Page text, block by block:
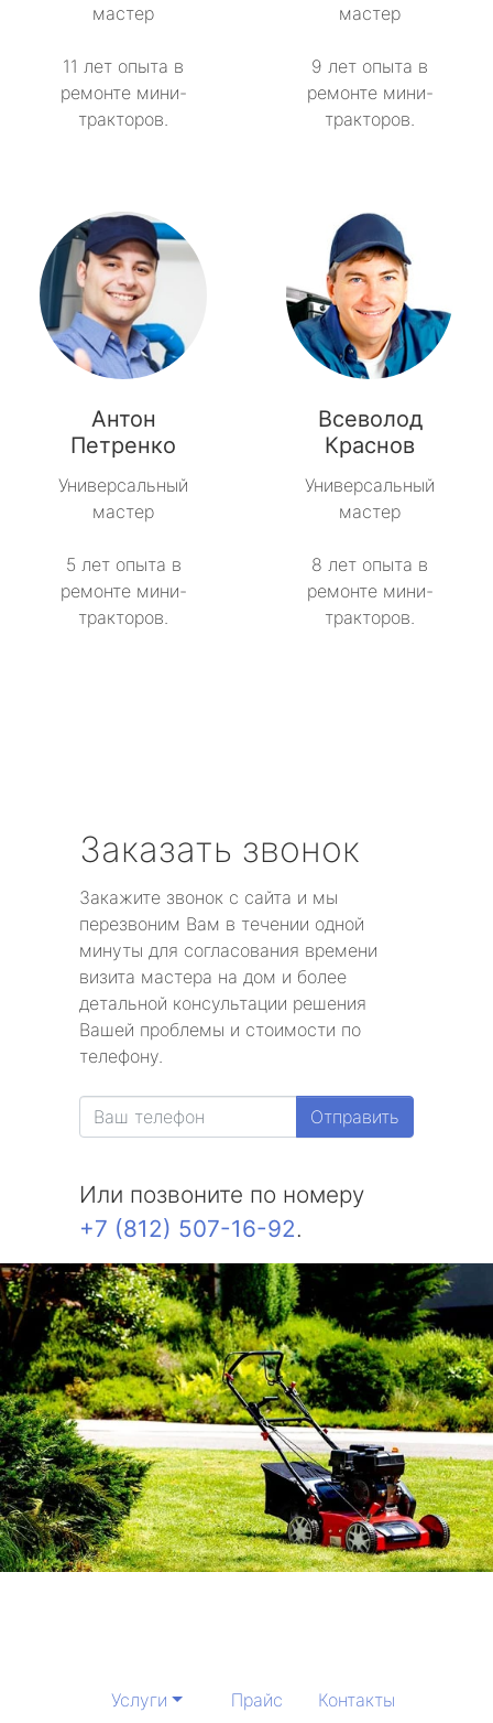
мастер
11 лет опыта в
ремонте мини-
тракторов.
мастер
9 лет опыта в
ремонте мини-
тракторов.
Антон
Петренко
Универсальный
мастер
5 лет опыта в
ремонте мини-
тракторов.
Всеволод
Краснов
Универсальный
мастер
8 лет опыта в
ремонте мини-
тракторов.
Заказать звонок
Закажите звонок с сайта и мы
перезвоним Вам в течении одной
минуты для согласования времени
визита мастера на дом и более
детальной консультации решения
Вашей проблемы и стоимости по
телефону.
Отправить
Или позвоните по номеру
+7 (812) 507-16-92.
Услуги Прайс Контакты